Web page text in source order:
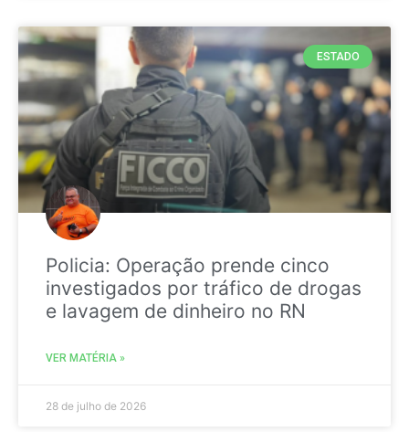
ESTADO
Policia: Operação prende cinco
investigados por tráfico de drogas
e lavagem de dinheiro no RN
VER MATÉRIA »
28 de julho de 2026